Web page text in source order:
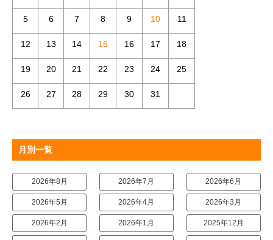
5 6 7 8 9 10 11
12 13 14 15 16 17 18
19 20 21 22 23 24 25
26 27 28 29 30 31
月別一覧
2026年8月 2026年7月 2026年6月
2026年5月 2026年4月 2026年3月
2026年2月 2026年1月 2025年12月